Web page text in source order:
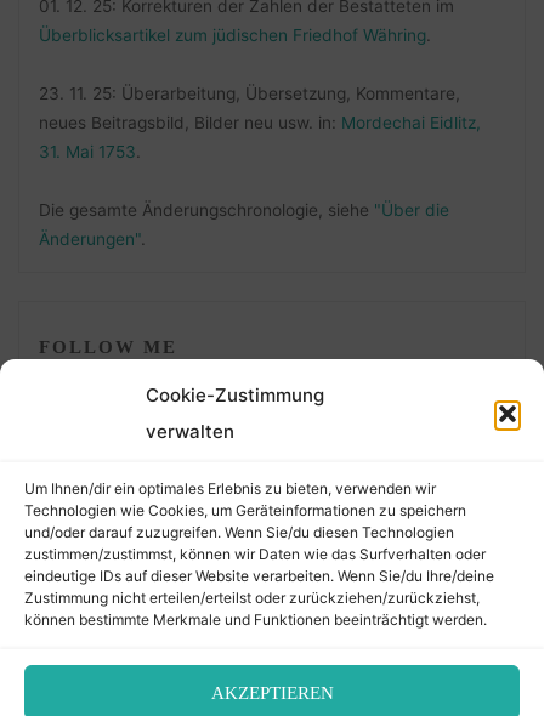
Cookie-Zustimmung
verwalten
Um Ihnen/dir ein optimales Erlebnis zu bieten, verwenden wir
Technologien wie Cookies, um Geräteinformationen zu speichern
und/oder darauf zuzugreifen. Wenn Sie/du diesen Technologien
zustimmen/zustimmst, können wir Daten wie das Surfverhalten oder
eindeutige IDs auf dieser Website verarbeiten. Wenn Sie/du Ihre/deine
Zustimmung nicht erteilen/erteilst oder zurückziehen/zurückziehst,
können bestimmte Merkmale und Funktionen beeinträchtigt werden.
AKZEPTIEREN
01. 12. 25: Korrekturen der Zahlen der Bestatteten im
Überblicksartikel zum jüdischen Friedhof Währing
23. 11. 25: Überarbeitung, Übersetzung, Kommentare,
neues Beitragsbild, Bilder neu usw. in: Mordechai Eidlitz,
31. Mai 1753
Die gesamte Änderungschronologie, siehe "Über die
Änderungen".
FOLLOW ME
©2026 Der Transkribierer
Back